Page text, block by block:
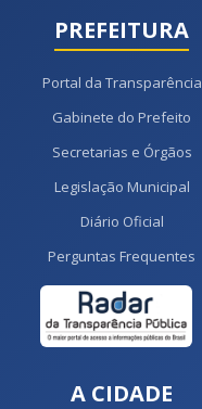
PREFEITURA
Portal da Transparência
Gabinete do Prefeito
Secretarias e Órgãos
Legislação Municipal
Diário Oficial
Perguntas Frequentes
A CIDADE